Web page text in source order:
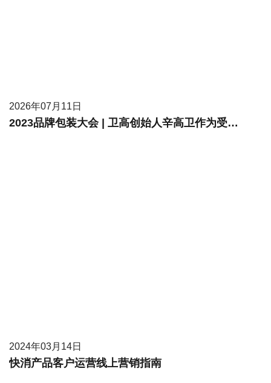
2026年07月11日
2023品牌包装大会 | 卫高创始人辛高卫作为受邀嘉宾进行现场分享
2024年03月14日
快消产品客户运营线上营销指南